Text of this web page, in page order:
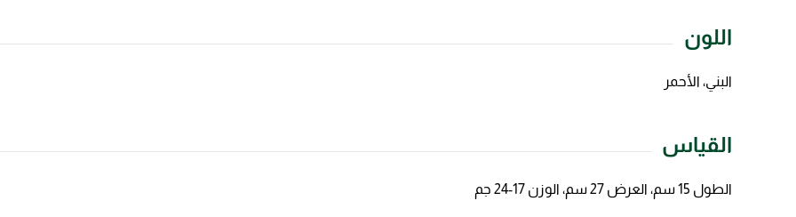
اللون
البني، الأحمر
القياس
الطول 15 سم، العرض 27 سم، الوزن 17-24 جم